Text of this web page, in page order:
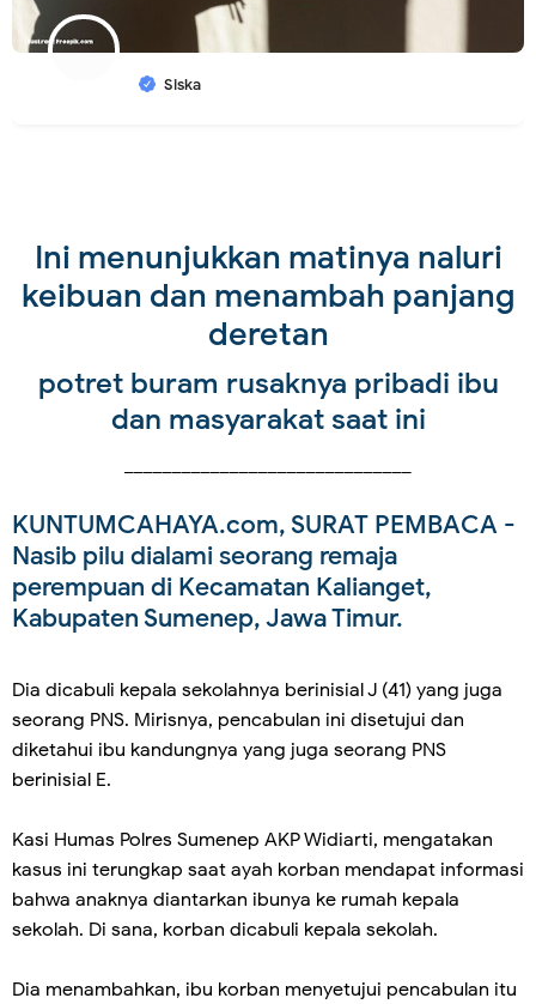
Siska
Ini menunjukkan matinya naluri
keibuan dan menambah panjang
deretan
potret buram rusaknya pribadi ibu
dan masyarakat saat ini
KUNTUMCAHAYA.com, SURAT PEMBACA -
Nasib pilu dialami seorang remaja
perempuan di Kecamatan Kalianget,
Kabupaten Sumenep, Jawa Timur.
Dia dicabuli kepala sekolahnya berinisial J (41) yang juga
seorang PNS. Mirisnya, pencabulan ini disetujui dan
diketahui ibu kandungnya yang juga seorang PNS
berinisial E.
Kasi Humas Polres Sumenep AKP Widiarti, mengatakan
kasus ini terungkap saat ayah korban mendapat informasi
bahwa anaknya diantarkan ibunya ke rumah kepala
sekolah. Di sana, korban dicabuli kepala sekolah.
Dia menambahkan, ibu korban menyetujui pencabulan itu